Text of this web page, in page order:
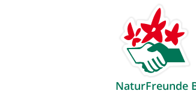
NaturFreunde